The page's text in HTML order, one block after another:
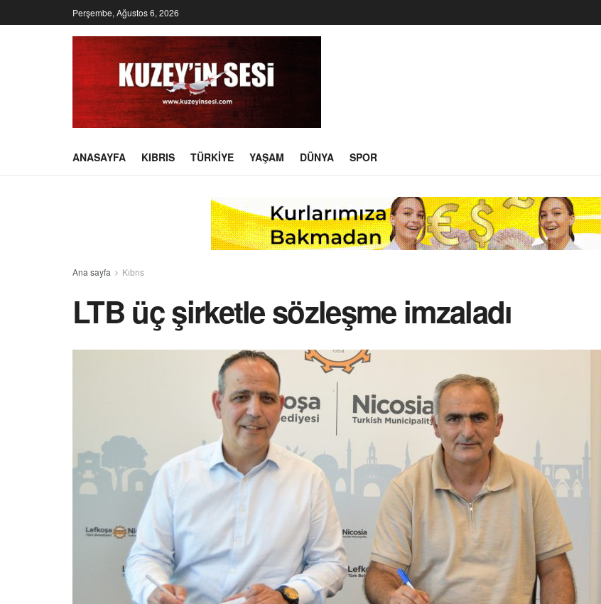
Perşembe, Ağustos 6, 2026
ANASAYFA KIBRIS TÜRKIYE YAŞAM DÜNYA SPOR
Ana sayfa Kıbrıs
LTB üç şirketle sözleşme imzaladı